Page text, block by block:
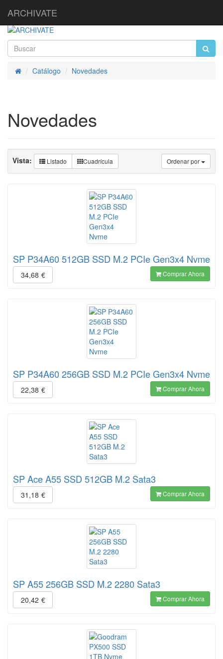
ARCHIVATE
InicioCatálogo Novedades
Novedades
Ordenar por
Vista: Listado Cuadrícula
SP P34A60 512GB SSD M.2 PCIe Gen3x4 Nvme
34,68 € Comprar Ahora
SP P34A60 256GB SSD M.2 PCIe Gen3x4 Nvme
22,38 € Comprar Ahora
SP Ace A55 SSD 512GB M.2 Sata3
31,18 € Comprar Ahora
SP A55 256GB SSD M.2 2280 Sata3
20,42 € Comprar Ahora